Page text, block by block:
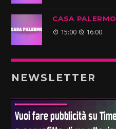
CASA PALERMO
15:00 16:00
NEWSLETTER